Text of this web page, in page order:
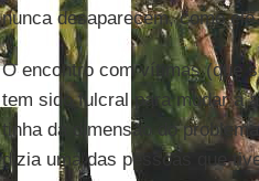
nunca desaparecem, como
O encontro com vítimas (que
tem sido fulcral para mudar a
tinha da dimensão do
dizia uma das pessoas que